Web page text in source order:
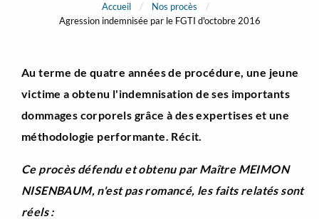
Accueil
Nos procès
Agression indemnisée par le FGTI d'octobre 2016
Au terme de quatre années de procédure, une jeune
victime a obtenu l'indemnisation de ses importants
dommages corporels grâce à des expertises et une
méthodologie performante. Récit.
Ce procès défendu et obtenu par Maître MEIMON
NISENBAUM, n'est pas romancé, les faits relatés sont
réels :